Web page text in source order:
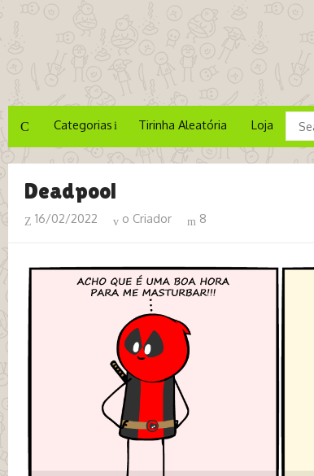
Categorias Tirinha Aleatória Loja
Deadpool
16/02/2022 o Criador 8